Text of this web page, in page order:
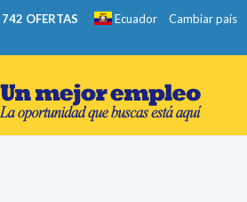
742 OFERTAS Ecuador Cambiar país